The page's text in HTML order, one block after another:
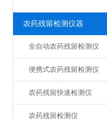
农药残留检测仪器
全自动农药残留检测仪
便携式农药残留检测仪
农药残留快速检测仪
农药残留检测仪